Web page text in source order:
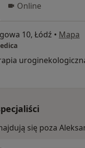
Online
10, Łódź • Mapa
się poza